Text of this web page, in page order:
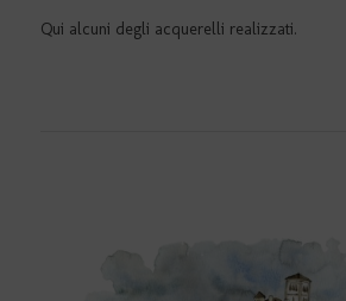
Qui alcuni degli acquerelli realizzati.